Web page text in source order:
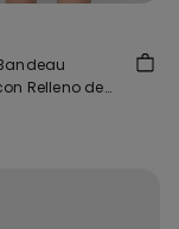
Relleno de